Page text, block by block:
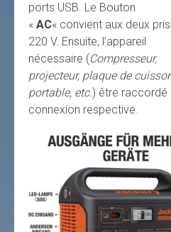
ports USB. Le Bouton
« AC« convient aux deux
220 V. Ensuite, l’appareil
nécessaire (Compresseur,
projecteur, plaque de
portable, etc.) être raccordé
connexion respective.